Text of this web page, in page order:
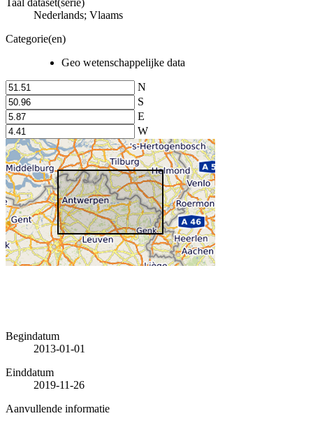
Nederlands; Vlaams
Categorie(en)
Geo wetenschappelijke data
N
S
E
W
Begindatum
2013-01-01
Einddatum
2019-11-26
Aanvullende informatie